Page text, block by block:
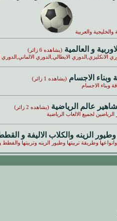
والعربية
و العالمية (يشاهده 6 زائر)
الانكليزي,الدوري الايطالي,الدوري
وبناء الاجسام (يشاهده 1 زائر)
وبناء الاجسام
عالم الرياضية (يشاهده 2 زائر)
لجميع الالعاب الرياضية
الزينه والكلاب الاليفة و
وطريقة تربيتها وطيور الزينه وتربيتها والفطط